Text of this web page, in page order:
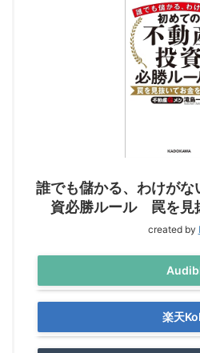
誰でも儲かる、わけが
資必勝ルール 罠を見
created by
楽天